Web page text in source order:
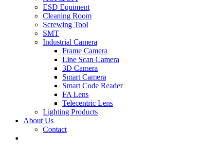
ESD Equiment
Cleaning Room
Screwing Tool
SMT
Industrial Camera
Frame Camera
Line Scan Camera
3D Camera
Smart Camera
Smart Code Reader
FA Lens
Telecentric Lens
Lighting Products
About Us
Contact